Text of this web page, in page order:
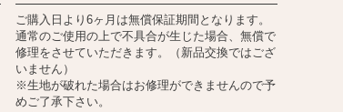
ご購入日より6ヶ月は無償保証期間となります。
通常のご使用の上で不具合が生じた場合、無償で
修理をさせていただきます。（新品交換ではござ
いません）
※生地が破れた場合はお修理ができませんので予
めご了承下さい。